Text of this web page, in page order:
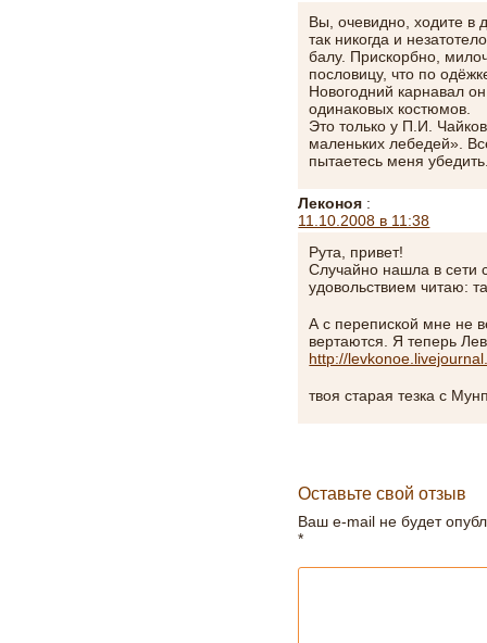
Вы, очевидно, ходите в
так никогда и
балу. Прискорбно,
пословицу, что по
Новогодний карнавал
одинаковых костюмов.
Это только у П.И.
маленьких лебедей».
пытаетесь меня
Леконоя :
11.10.2008 в 11:38
Рута, привет!
Случайно нашла в сети
удовольствием читаю:
А с перепиской мне не
вертаются. Я теперь
http://
твоя старая тезка с
Оставьте свой отзыв
Ваш e-mail не будет
*